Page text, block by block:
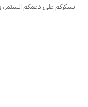
نشكركم على دعمكم المستمر،